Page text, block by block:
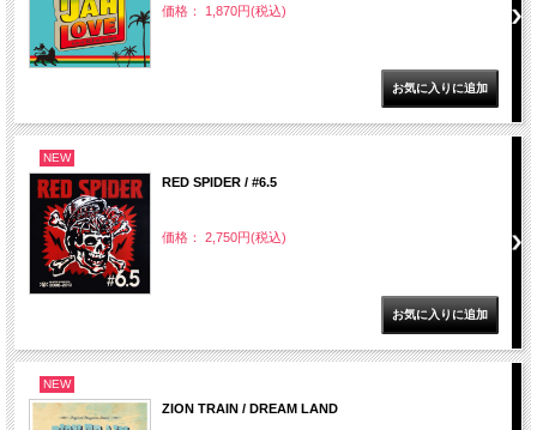
価格： 1,870円(税込)
NEW
RED SPIDER / #6.5
価格： 2,750円(税込)
NEW
ZION TRAIN / DREAM LAND